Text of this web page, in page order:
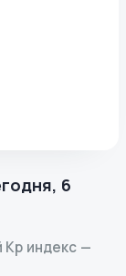
, 6
Kp индекс —